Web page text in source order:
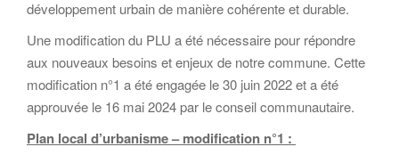
développement urbain de manière cohérente et durable.
Une modification du PLU a été nécessaire pour répondre
aux nouveaux besoins et enjeux de notre commune. Cette
modification n°1 a été engagée le 30 juin 2022 et a été
approuvée le 16 mai 2024 par le conseil communautaire.
Plan local d’urbanisme – modification n°1 :